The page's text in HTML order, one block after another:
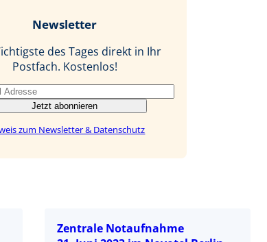
n
l
Newsletter
des Tages direkt in Ihr
Postfach. Kostenlos!
Jetzt abonnieren
zum Newsletter & Datenschutz
Zentrale Notaufnahme